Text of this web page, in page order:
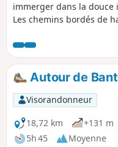
immerger dans la douce
Les chemins bordés de
pas. Au détour de
par l’ombre des forêts,
qui ont façonné ces
où les vallons
une halte ressourçante,
patrimoine discret et
révèle toute la poésie
Autour de
Visorandonneur
18,72 km
+131 m
5h 45
Moyenne